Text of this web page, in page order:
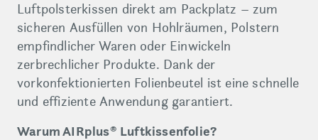
Luftpolsterkissen direkt am Packplatz – zum
sicheren Ausfüllen von Hohlräumen, Polstern
empfindlicher Waren oder Einwickeln
zerbrechlicher Produkte. Dank der
vorkonfektionierten Folienbeutel ist eine schnelle
und effiziente Anwendung garantiert.
Warum AIRplus® Luftkissenfolie?